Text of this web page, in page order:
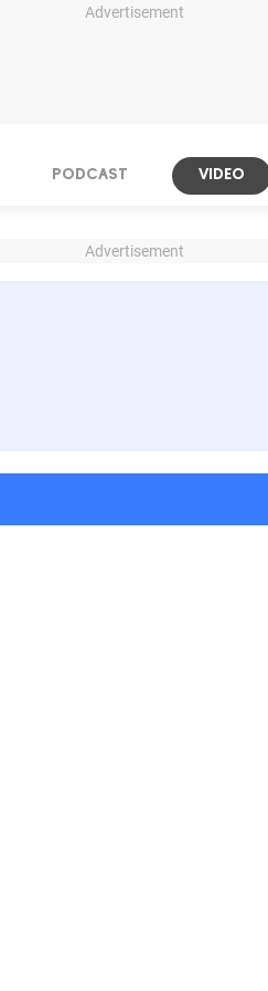
Advertisement
PODCAST VIDEO
Advertisement